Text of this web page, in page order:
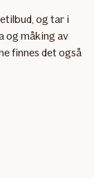
og tar i
og måking av
finnes det også